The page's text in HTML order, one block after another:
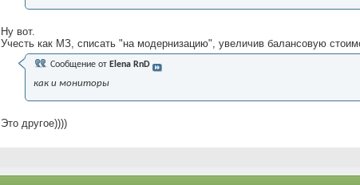
Ну вот.
Учесть как МЗ, списать "на модернизацию", увеличив балансовую
Сообщение от Elena RnD
как и мониторы
Это другое))))